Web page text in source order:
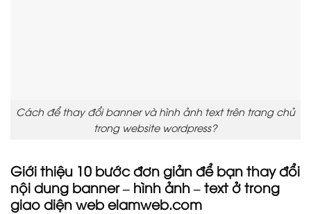
Cách để thay đổi banner và hình ảnh text trên trang chủ
trong website wordpress?
Giới thiệu 10 bước đơn giản để bạn thay đổi
nội dung banner – hình ảnh – text ở trong
giao diện web elamweb.com